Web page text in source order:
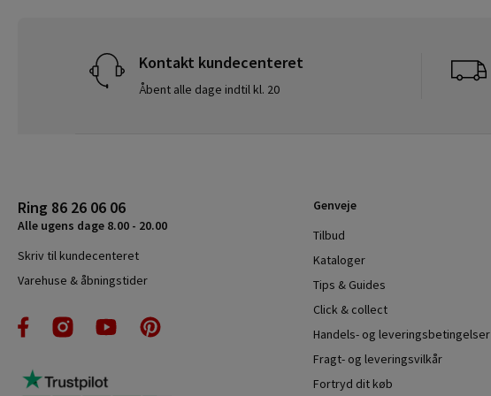
Kontakt kundecenteret
Åbent alle dage indtil kl. 20
Ring 86 26 06 06
Alle ugens dage 8.00 - 20.00
Skriv til kundecenteret
Varehuse & åbningstider
Genveje
Tilbud
Kataloger
Tips & Guides
Click & collect
Handels- og leveringsbetingelser
Fragt- og leveringsvilkår
Fortryd dit køb